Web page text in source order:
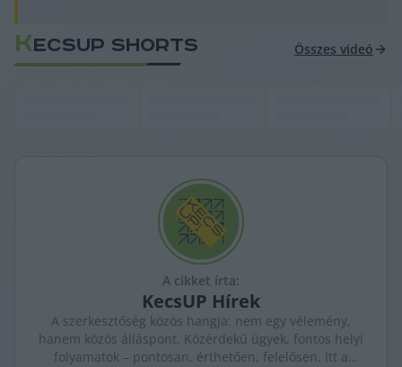
KECSUP SHORTS Összes videó
A cikket írta:
KecsUP Hírek
A szerkesztőség közös hangja: nem egy vélemény,
hanem közös álláspont. Közérdekű ügyek, fontos helyi
folyamatok – pontosan, érthetően, felelősen. Itt a